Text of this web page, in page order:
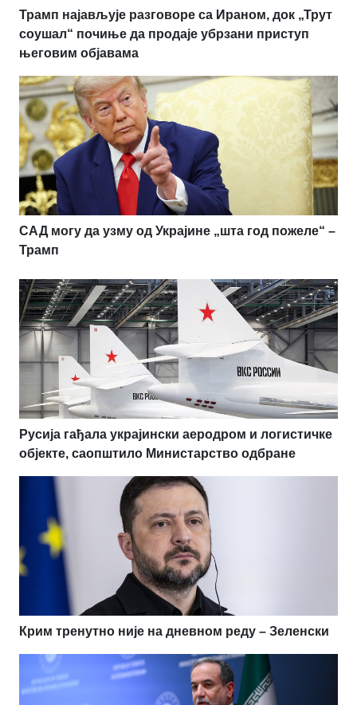
Трамп најављује разговоре са Ираном, док „Трут
соушал“ почиње да продаје убрзани приступ
његовим објавама
САД могу да узму од Украјине „шта год пожеле“ –
Трамп
Русија гађала украјински аеродром и логистичке
објекте, саопштило Министарство одбране
Крим тренутно није на дневном реду – Зеленски